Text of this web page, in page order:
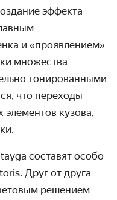
эффекта
и «проявлением»
множества
тонированными
что переходы
элементов кузова,
составят особо
Друг от друга
решением